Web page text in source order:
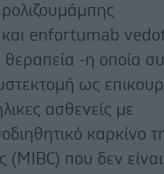
enfortumab
-η οποία
ως
ασθενείς με
καρκίνο
που δεν είναι